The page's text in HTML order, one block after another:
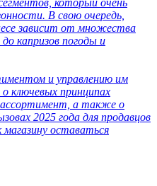
В свою очередь,
зависит от множества
капризов погоды и
и управлению им
ключевых принципах
ассортимент, а также о
2025 года для продавцов
магазину оставаться